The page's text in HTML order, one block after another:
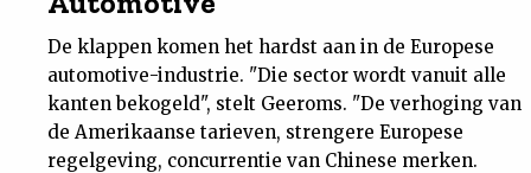
De klappen komen het hardst aan in de Europese
automotive-industrie. "Die sector wordt vanuit alle
kanten bekogeld", stelt Geeroms. "De verhoging van
de Amerikaanse tarieven, strengere Europese
regelgeving, concurrentie van Chinese merken.